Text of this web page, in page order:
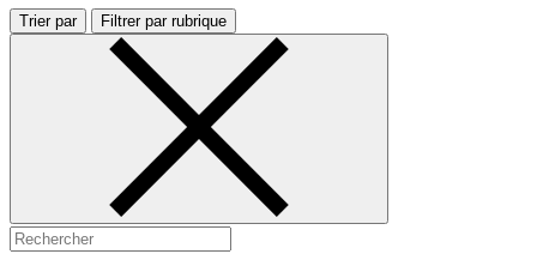
Trier par Filtrer par rubrique